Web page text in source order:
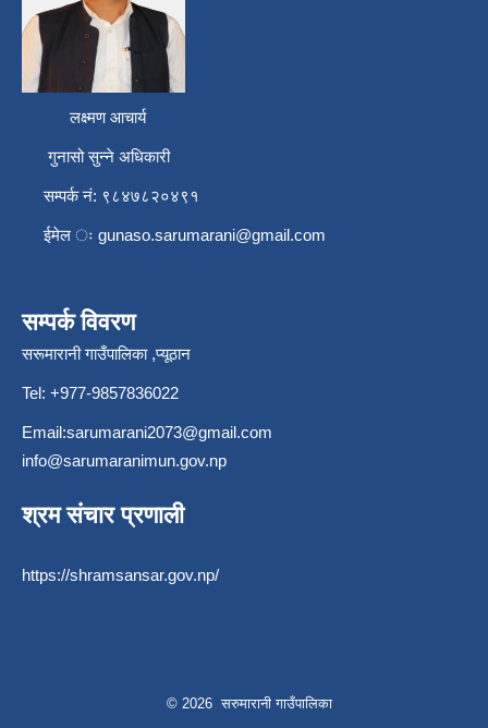
लक्ष्मण आचार्य
गुनासो सुन्ने अधिकारी
सम्पर्क नं: ९८४७८२०४९१
ईमेल ः gunaso.sarumarani@gmail.com
सम्पर्क विवरण
सरूमारानी गाउँपालिका ,प्यूठान
Tel: +977-9857836022
Email:sarumarani2073@gmail.com
info@sarumaranimun.gov.np
श्रम संचार प्रणाली
https://shramsansar.gov.np/
© 2026 सरुमारानी गाउँपालिका